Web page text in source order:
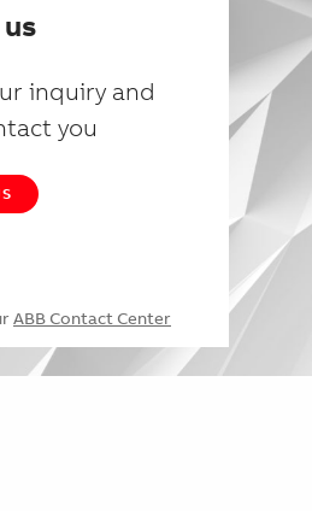
inquiry and
you
ABB Contact Center